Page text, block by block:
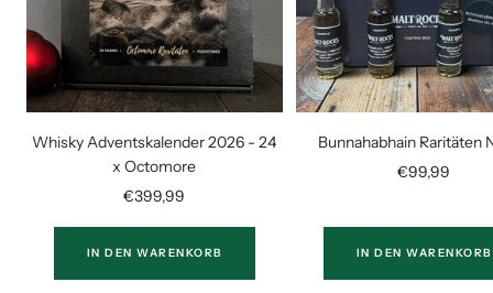
Whisky Adventskalender 2026 - 24
x Octomore
Angebotspreis
€399,99
IN DEN WARENKORB
Bunnahabhain Raritäten
€99,99
IN DEN WARENKORB